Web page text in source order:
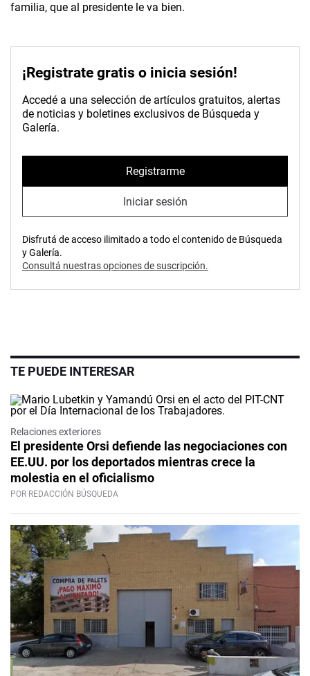
familia, que al presidente le va bien.
¡Registrate gratis o inicia sesión!
Accedé a una selección de artículos gratuitos, alertas
de noticias y boletines exclusivos de Búsqueda y
Galería.
Registrarme
Iniciar sesión
Disfrutá de acceso ilimitado a todo el contenido de Búsqueda
y Galería.
Consultá nuestras opciones de suscripción.
TE PUEDE INTERESAR
Relaciones exteriores
El presidente Orsi defiende las negociaciones con
EE.UU. por los deportados mientras crece la
molestia en el oficialismo
POR REDACCIÓN BÚSQUEDA